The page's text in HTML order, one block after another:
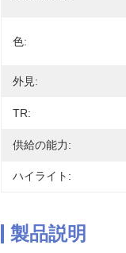
色:
外見:
TR:
供給の能力:
ハイライト:
製品説明